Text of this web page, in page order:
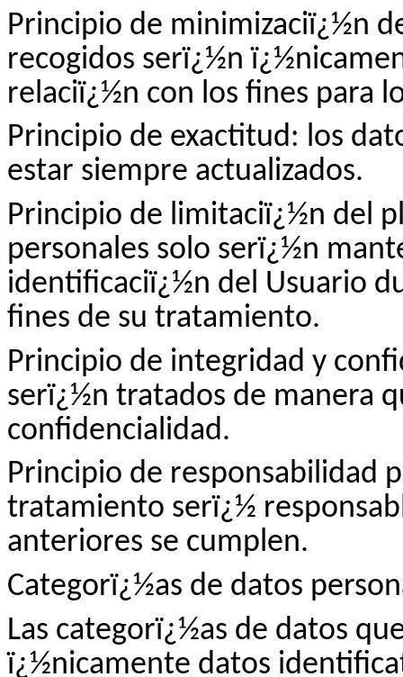
Principio de minimizaciï¿½n
recogidos serï¿½n
relaciï¿½n con los fines para
Principio de exactitud: los
estar siempre actualizados.
Principio de limitaciï¿½n del
personales solo serï¿½n
identificaciï¿½n del Usuario
fines de su tratamiento.
Principio de integridad y
serï¿½n tratados de manera
confidencialidad.
Principio de responsabilidad
tratamiento serï¿½
anteriores se cumplen.
Categorï¿½as de datos
Las categorï¿½as de datos
ï¿½nicamente datos